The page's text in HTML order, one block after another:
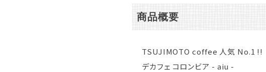
商品概要
TSUJIMOTO coffee 人気 No.1 !!
デカフェ コロンビア - aiu -